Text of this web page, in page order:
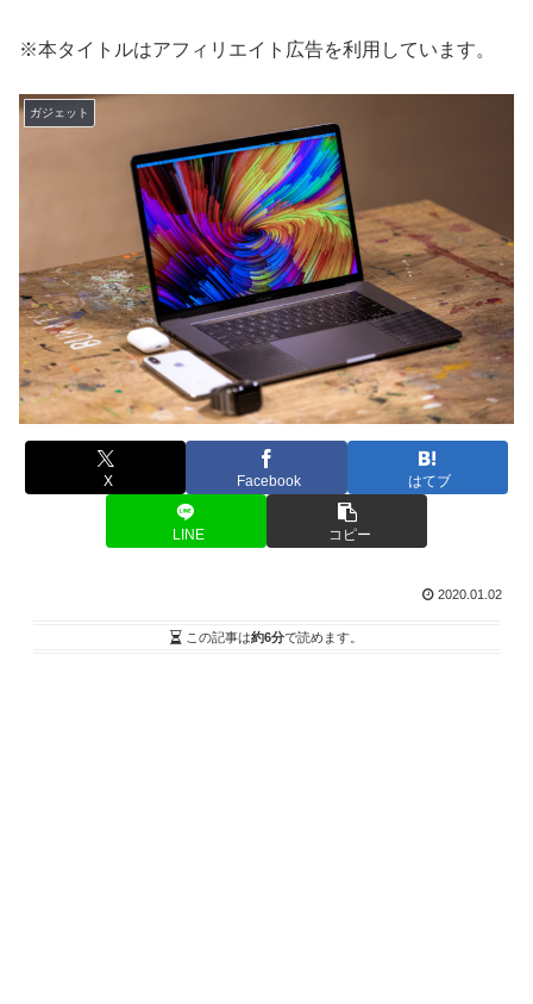
※本タイトルはアフィリエイト広告を利用しています。
ガジェット
X Facebook はてブ
LINE コピー
2020.01.02
この記事は約6分で読めます。